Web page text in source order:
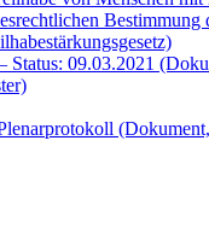
Bestimmung
09.03.2021